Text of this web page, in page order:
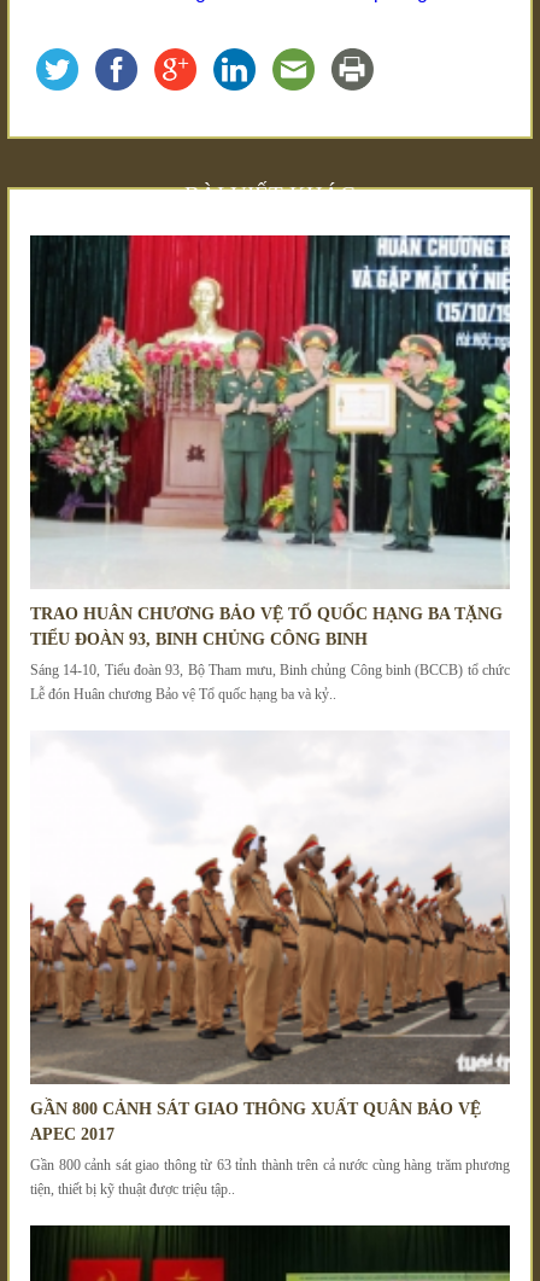
BÀI VIẾT KHÁC
TRAO HUÂN CHƯƠNG BẢO VỆ TỔ QUỐC HẠNG BA TẶNG
TIỂU ĐOÀN 93, BINH CHỦNG CÔNG BINH
Sáng 14-10, Tiểu đoàn 93, Bộ Tham mưu, Binh chủng Công binh (BCCB) tổ chức
Lễ đón Huân chương Bảo vệ Tổ quốc hạng ba và kỷ..
GẦN 800 CẢNH SÁT GIAO THÔNG XUẤT QUÂN BẢO VỆ
APEC 2017
Gần 800 cảnh sát giao thông từ 63 tỉnh thành trên cả nước cùng hàng trăm phương
tiện, thiết bị kỹ thuật được triệu tập..